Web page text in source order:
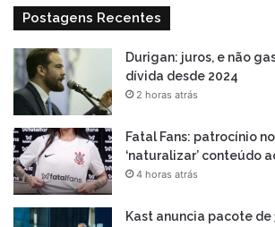
Postagens Recentes
Durigan: juros, e não
dívida desde 2024
2 horas atrás
Fatal Fans: patrocínio
‘naturalizar’ conteúdo
4 horas atrás
Kast anuncia pacote de